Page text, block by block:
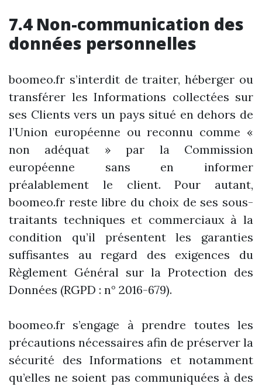
7.4 Non-communication des
données personnelles
boomeo.fr s’interdit de traiter, héberger ou
transférer les Informations collectées sur
ses Clients vers un pays situé en dehors de
l’Union européenne ou reconnu comme «
non adéquat » par la Commission
européenne sans en informer
préalablement le client. Pour autant,
boomeo.fr reste libre du choix de ses sous-
traitants techniques et commerciaux à la
condition qu’il présentent les garanties
suffisantes au regard des exigences du
Règlement Général sur la Protection des
Données (RGPD : n° 2016-679).
boomeo.fr s’engage à prendre toutes les
précautions nécessaires afin de préserver la
sécurité des Informations et notamment
qu’elles ne soient pas communiquées à des